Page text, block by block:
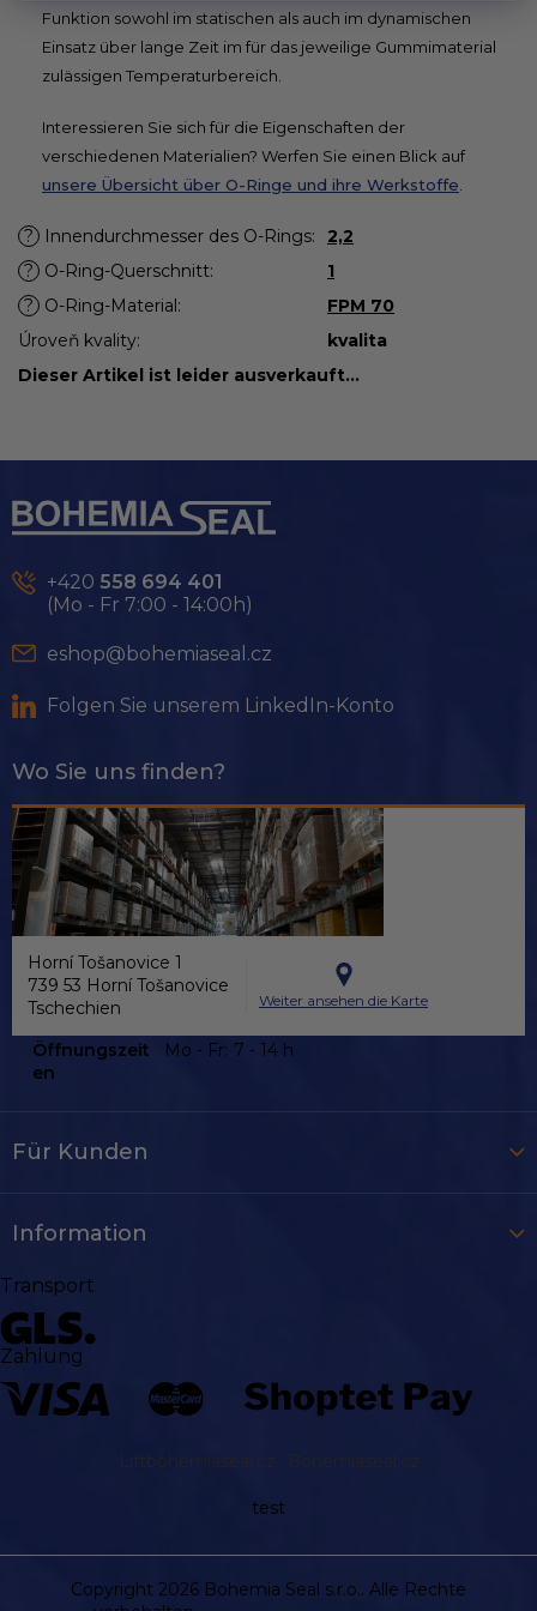
Funktion sowohl im statischen als auch im dynamischen
Einsatz über lange Zeit im für das jeweilige Gummimaterial
zulässigen Temperaturbereich.
Interessieren Sie sich für die Eigenschaften der
verschiedenen Materialien? Werfen Sie einen Blick auf
unsere Übersicht über O-Ringe und ihre Werkstoffe
? Innendurchmesser des O-Rings:
2,2
?
O-Ring-Querschnitt:
1
?
O-Ring-Material:
FPM 70
Úroveň kvality:
kvalita
Dieser Artikel ist leider ausverkauft…
u
ß
e
e
+420 558 694 401
(Mo - Fr 7:00 - 14:00h)
eshop@bohemiaseal.cz
Folgen Sie unserem LinkedIn-Konto
Für Kunden
Information
Wo Sie uns finden?
Horní Tošanovice 1
739 53 Horní Tošanovice
Tschechien
Weiter ansehen die Karte
Öffnungszeit
en
Mo - Fr: 7 - 14 h
Transport
Zahlung
Liftbohemiaseal.cz Bohemiaseal.cz
test
Copyright 2026 Bohemia Seal s.r.o.. Alle Rechte